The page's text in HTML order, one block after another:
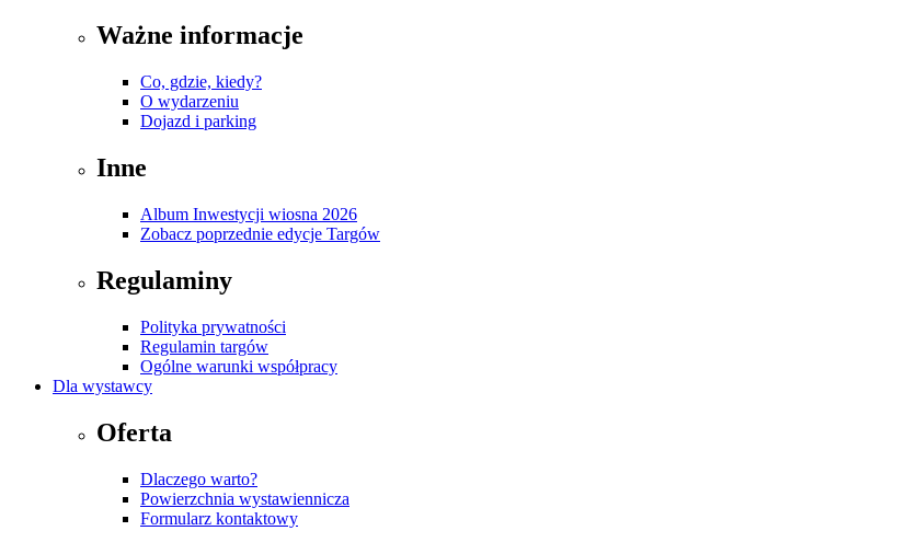
Ważne informacje
Co, gdzie, kiedy?
O wydarzeniu
Dojazd i parking
Inne
Album Inwestycji wiosna 2026
Zobacz poprzednie edycje Targów
Regulaminy
Polityka prywatności
Regulamin targów
Ogólne warunki współpracy
Dla wystawcy
Oferta
Dlaczego warto?
Powierzchnia wystawiennicza
Formularz kontaktowy